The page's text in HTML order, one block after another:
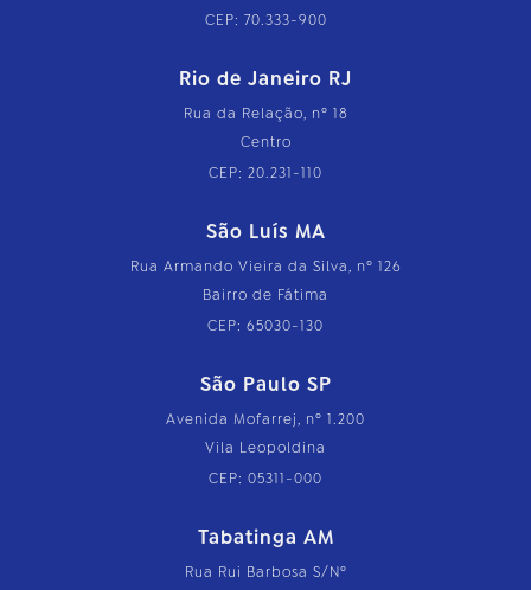
CEP: 70.333-900
Rio de Janeiro RJ
Rua da Relação, nº 18
Centro
CEP: 20.231-110
São Luís MA
Rua Armando Vieira da Silva, nº 126
Bairro de Fátima
CEP: 65030-130
São Paulo SP
Avenida Mofarrej, nº 1.200
Vila Leopoldina
CEP: 05311-000
Tabatinga AM
Rua Rui Barbosa S/Nº